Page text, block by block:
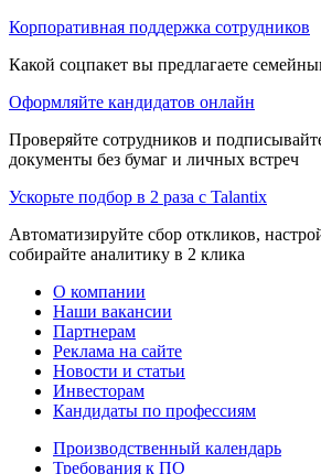
Корпоративная поддержка сотрудников
Какой соцпакет вы предлагаете
Оформляйте кандидатов онлайн
Проверяйте сотрудников и
документы без бумаг и личных встреч
Ускорьте подбор в 2 раза с Talantix
Автоматизируйте сбор откликов,
собирайте аналитику в 2 клика
О компании
Наши вакансии
Партнерам
Реклама на сайте
Новости и статьи
Инвесторам
Кандидаты по профессиям
Производственный календарь
Требования к ПО